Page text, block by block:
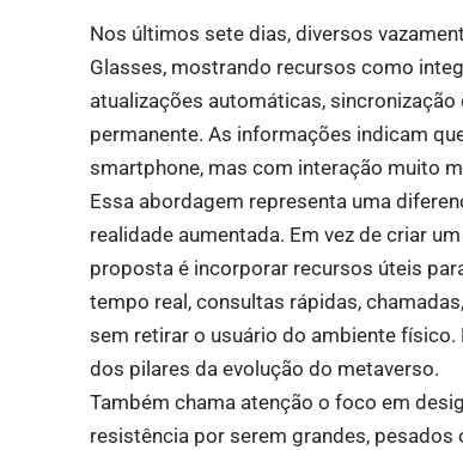
Nos últimos sete dias, diversos
Glasses, mostrando recursos como
atualizações automáticas,
permanente. As informações indicam
smartphone, mas com interação muito
Essa abordagem representa uma
realidade aumentada. Em vez de criar
proposta é incorporar recursos úteis
tempo real, consultas rápidas,
sem retirar o usuário do ambiente
dos pilares da evolução do metaverso.
Também chama atenção o foco em
resistência por serem grandes,